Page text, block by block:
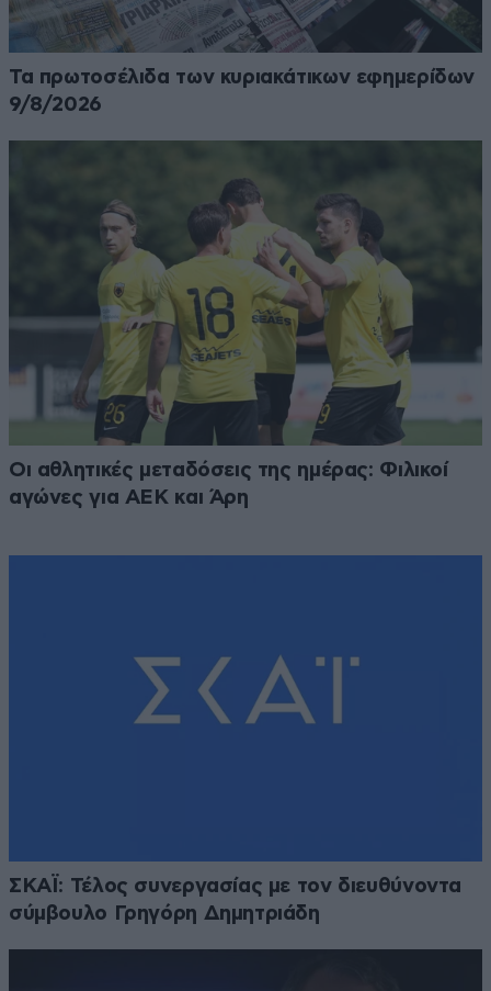
Τα πρωτοσέλιδα των κυριακάτικων εφημερίδων
9/8/2026
Οι αθλητικές μεταδόσεις της ημέρας: Φιλικοί
αγώνες για ΑΕΚ και Άρη
ΣΚΑΪ: Τέλος συνεργασίας με τον διευθύνοντα
σύμβουλο Γρηγόρη Δημητριάδη